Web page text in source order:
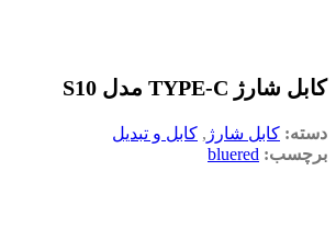
کابل شارژ TYPE-C مدل S10
دسته: کابل شارژ , کابل و تبدیل
برچسب: bluered